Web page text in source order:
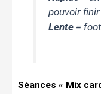
pouvoir
Lente=
Séances « Mix